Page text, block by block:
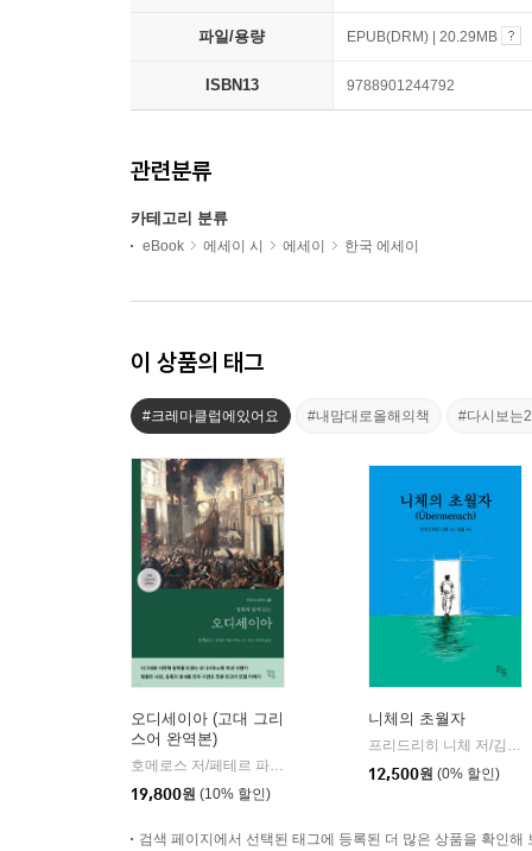
파일/용량 EPUB(DRM) | 20.29MB
ISBN13 9788901244792
관련분류
카테고리 분류
eBook 에세이 시 에세이 한국 에세이
이 상품의 태그
#크레마클럽에있어요 #내맘대로올해의책 #다시보는
오디세이아 (고대 그리
스어 완역본)
| 현대지성
19,800원 (10% 할인)
니체의 초월자
12,500원 (0% 할인)
검색 페이지에서 선택된 태그에 등록된 더 많은 상품을 확인해